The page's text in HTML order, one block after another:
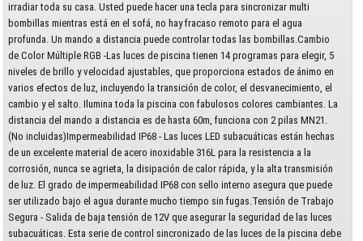
irradiar toda su casa. Usted puede hacer una tecla para sincronizar multi
bombillas mientras está en el sofá, no hay fracaso remoto para el agua
profunda. Un mando a distancia puede controlar todas las bombillas.Cambio
de Color Múltiple RGB -Las luces de piscina tienen 14 programas para elegir, 5
niveles de brillo y velocidad ajustables, que proporciona estados de ánimo en
varios efectos de luz, incluyendo la transición de color, el desvanecimiento, el
cambio y el salto. Ilumina toda la piscina con fabulosos colores cambiantes. La
distancia del mando a distancia es de hasta 60m, funciona con 2 pilas MN21.
(No incluidas)Impermeabilidad IP68 - Las luces LED subacuáticas están hechas
de un excelente material de acero inoxidable 316L para la resistencia a la
corrosión, nunca se agrieta, la disipación de calor rápida, y la alta transmisión
de luz. El grado de impermeabilidad IP68 con sello interno asegura que puede
ser utilizado bajo el agua durante mucho tiempo sin fugas.Tensión de Trabajo
Segura - Salida de baja tensión de 12V que asegurar la seguridad de las luces
subacuáticas. Esta serie de control sincronizado de las luces de la piscina debe